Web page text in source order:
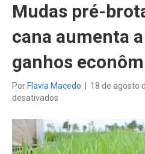
Mudas pré-
cana aumenta
ganhos
Por Flavia Macedo 18 de agosto
desativados
pré-
brotadas
para